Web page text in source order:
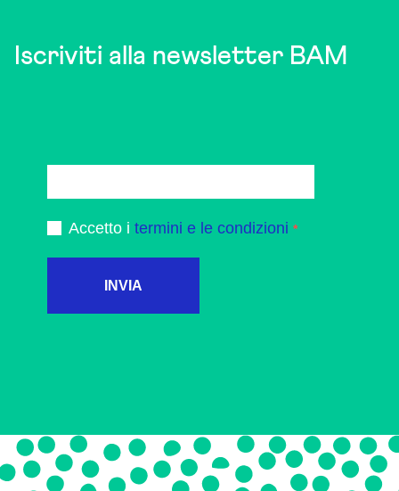
Iscriviti alla newsletter BAM
Accetto i termini e le condizioni
INVIA